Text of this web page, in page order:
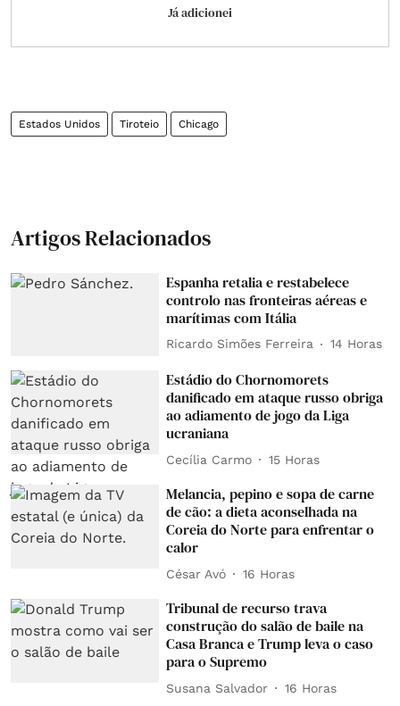
Já adicionei
Estados Unidos Tiroteio Chicago
Artigos Relacionados
Espanha retalia e restabelece
controlo nas fronteiras aéreas e
marítimas com Itália
Ricardo Simões Ferreira 14 Horas
Estádio do Chornomorets
danificado em ataque russo obriga
ao adiamento de jogo da Liga
ucraniana
Cecília Carmo 15 Horas
Melancia, pepino e sopa de carne
de cão: a dieta aconselhada na
Coreia do Norte para enfrentar o
calor
César Avó 16 Horas
Tribunal de recurso trava
construção do salão de baile na
Casa Branca e Trump leva o caso
para o Supremo
Susana Salvador 16 Horas